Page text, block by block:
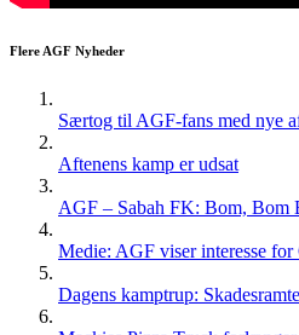
Flere AGF Nyheder
Særtog til AGF-fans med nye
Aftenens kamp er udsat
AGF – Sabah FK: Bom, Bom
Medie: AGF viser interesse for
Dagens kamptrup: